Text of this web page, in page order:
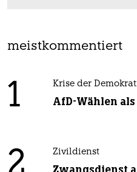
meistkommentiert
1 Krise der
AfD-Wählen
Zivildienst